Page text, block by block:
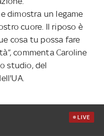
dimostra un legame
cuore. Il riposo è
cosa tu possa fare
commenta Caroline
studio, del
LIVE